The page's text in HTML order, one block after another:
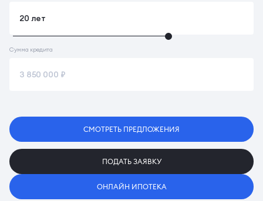
Сумма кредита
СМОТРЕТЬ ПРЕДЛОЖЕНИЯ
ПОДАТЬ ЗАЯВКУ
ОНЛАЙН ИПОТЕКА